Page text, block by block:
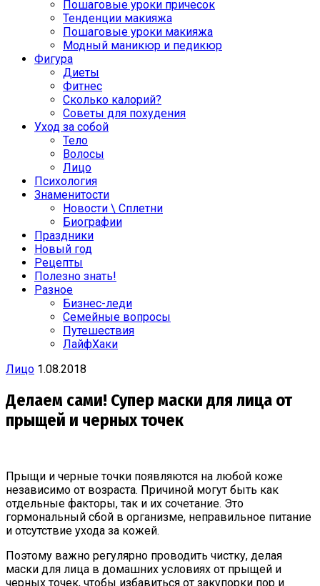
Пошаговые уроки причесок
Тенденции макияжа
Пошаговые уроки макияжа
Модный маникюр и педикюр
Фигура
Диеты
Фитнес
Сколько калорий?
Советы для похудения
Уход за собой
Тело
Волосы
Лицо
Психология
Знаменитости
Новости \ Сплетни
Биографии
Праздники
Новый год
Рецепты
Полезно знать!
Разное
Бизнес-леди
Семейные вопросы
Путешествия
ЛайфХаки
Лицо 1.08.2018
Делаем сами! Супер маски для лица от
прыщей и черных точек
Прыщи и черные точки появляются на любой коже
независимо от возраста. Причиной могут быть как
отдельные факторы, так и их сочетание. Это
гормональный сбой в организме, неправильное питание
и отсутствие ухода за кожей.
Поэтому важно регулярно проводить чистку, делая
маски для лица в домашних условиях от прыщей и
черных точек, чтобы избавиться от закупорки пор и